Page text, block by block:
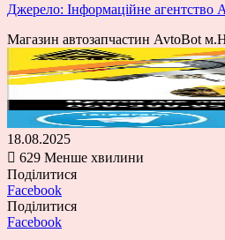
Джерело: Інформаційне агентство
Магазин автозапчастин AvtoBot
18.08.2025
629 Менше хвилини
Поділитися
Facebook
Поділитися
Facebook